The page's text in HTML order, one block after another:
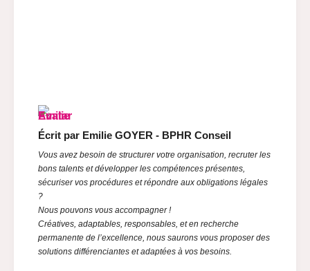
Écrit par Emilie GOYER - BPHR Conseil
Vous avez besoin de structurer votre organisation, recruter les
bons talents et développer les compétences présentes,
sécuriser vos procédures et répondre aux obligations légales
?
Nous pouvons vous accompagner !
Créatives, adaptables, responsables, et en recherche
permanente de l’excellence, nous saurons vous proposer des
solutions différenciantes et adaptées à vos besoins.